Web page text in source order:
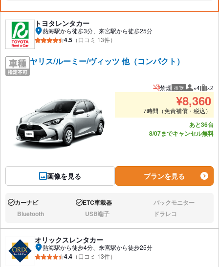
トヨタレンタカー
熱海駅から徒歩3分、来宮駅から徒歩25分
4.5 （口コミ 13件）
ヤリス/ルーミー/ヴィッツ 他（コンパクト）
画像を見る
禁煙 推奨 推奨人数
×4 推
×2
¥8,360
7時間（免責補償・税込）
あと36台
8/07までキャンセル無料
プランを見る
あり:カーナビ あり:ETC車載器 なし:バックモニター
なし:Bluetooth なし:USB端子 なし:ドラレコ
オリックスレンタカー
熱海駅から徒歩4分、来宮駅から徒歩25分
4.4 （口コミ 13件）